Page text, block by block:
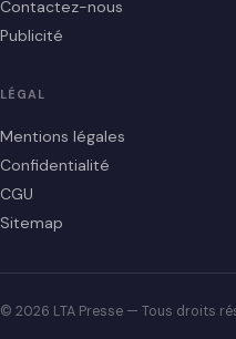
Contactez-nous
Publicité
LÉGAL
Mentions légales
Confidentialité
CGU
Sitemap
© 2026 LTA Presse — Tous droits